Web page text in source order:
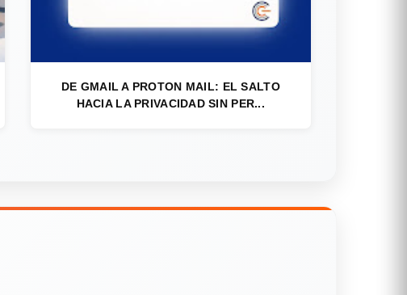
DE GMAIL A PROTON MAIL: EL SALTO
HACIA LA PRIVACIDAD SIN PER...